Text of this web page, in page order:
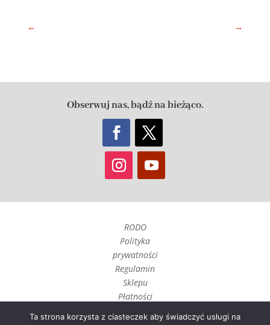
← →
Obserwuj nas, bądź na bieżąco.
RODO
Polityka
prywatności
Regulamin
Sklepu
Płatności
Ta strona korzysta z ciasteczek aby świadczyć usługi na